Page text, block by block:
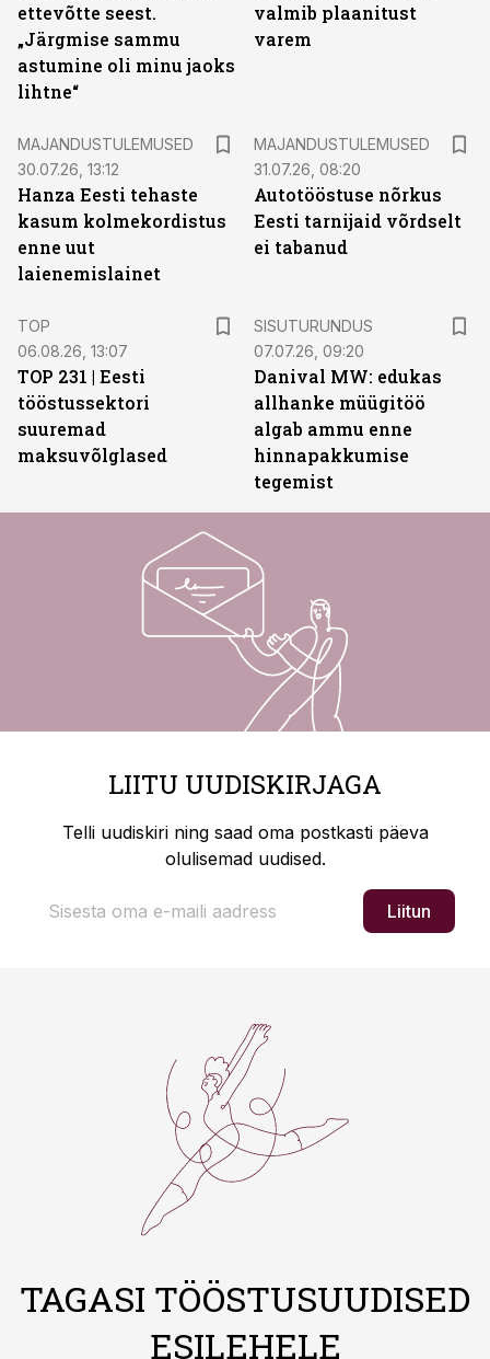
ettevõtte seest.
„Järgmise sammu
astumine oli minu jaoks
lihtne“
valmib plaanitust
varem
MAJANDUSTULEMUSED
30.07.26, 13:12
Hanza Eesti tehaste
kasum kolmekordistus
enne uut
laienemislainet
MAJANDUSTULEMUSED
31.07.26, 08:20
Autotööstuse nõrkus
Eesti tarnijaid võrdselt
ei tabanud
TOP
06.08.26, 13:07
TOP 231 | Eesti
tööstussektori
suuremad
maksuvõlglased
SISUTURUNDUS
07.07.26, 09:20
Danival MW: edukas
allhanke müügitöö
algab ammu enne
hinnapakkumise
tegemist
LIITU UUDISKIRJAGA
Telli uudiskiri ning saad oma postkasti päeva
olulisemad uudised.
Liitun
TAGASI TÖÖSTUSUUDISED
ESILEHELE